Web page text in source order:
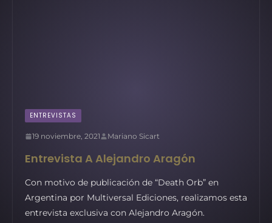
ENTREVISTAS
19 noviembre, 2021 Mariano Sicart
Entrevista A Alejandro Aragón
Con motivo de publicación de “Death Orb” en
Argentina por Multiversal Ediciones, realizamos esta
entrevista exclusiva con Alejandro Aragón.